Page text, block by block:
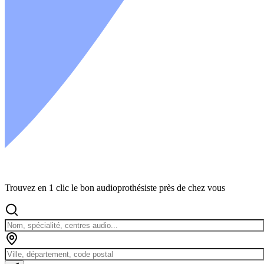
Trouvez en 1 clic le bon audioprothésiste près de chez vous